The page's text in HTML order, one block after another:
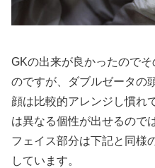
GKの出来が良かったので
のですが、ダブルゼータの
顔は比較的アレンジし慣れ
は異なる個性が出せるので
フェイス部分は下記と同様
しています。